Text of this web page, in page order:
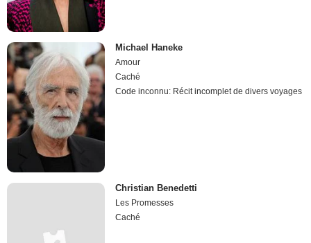
Michael Haneke
Amour
Caché
Code inconnu: Récit incomplet de divers voyages
Christian Benedetti
Les Promesses
Caché